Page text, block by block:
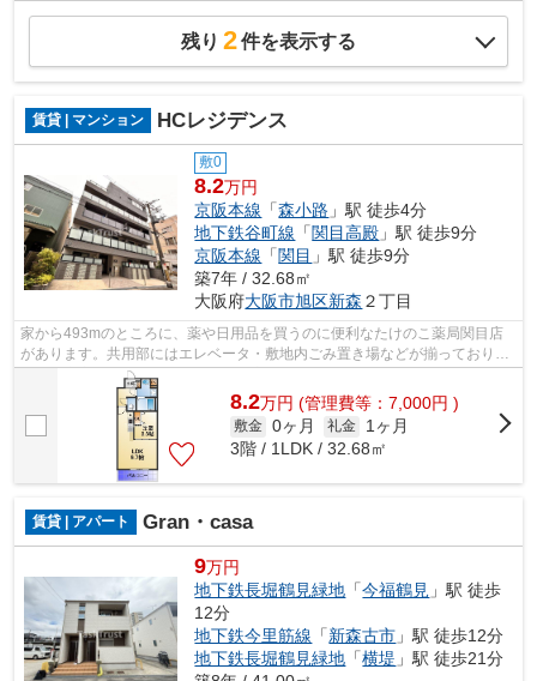
残り 2件を表示する
賃貸 | マンション HCレジデンス
敷0
8.2万円
京阪本線 「森小路 」駅 徒歩4分
地下鉄谷町線 「関目高殿 」駅 徒歩9分
京阪本線 「関目 」駅 徒歩9分
築7年 / 32.68㎡
大阪府大阪市旭区新森 ２丁目
家から493mのところに、薬や日用品を買うのに便利なたけのこ薬局関目店
があります。共用部にはエレベータ・敷地内ごみ置き場などが揃っており、
とても充実しています。移動範囲が広が...
8.2万円 (管理費等：7,000円 )
敷金 0ヶ月 礼金
1ヶ月
3階 / 1LDK / 32.68㎡
賃貸 | アパート Gran・casa
9万円
地下鉄長堀鶴見緑地 「今福鶴見 」駅 徒歩
12分
地下鉄今里筋線 「新森古市 」駅 徒歩12分
地下鉄長堀鶴見緑地 「横堤 」駅 徒歩21分